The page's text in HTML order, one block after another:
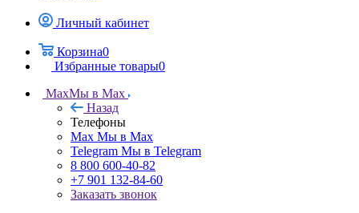
Личный кабинет
Корзина0
Избранные товары0
MaxМы в Max
Назад
Телефоны
Max Мы в Max
Telegram Мы в Telegram
8 800 600-40-82
+7 901 132-84-60
Заказать звонок